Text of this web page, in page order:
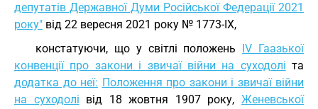
депутатів Державної Думи Російської Федерації 2021
року" від 22 вересня 2021 року № 1773-IX,
констатуючи, що у світлі положень IV Гаазької
конвенції про закони і звичаї війни на суходолі та
додатка до неї: Положення про закони і звичаї війни
на суходолі від 18 жовтня 1907 року,Женевської